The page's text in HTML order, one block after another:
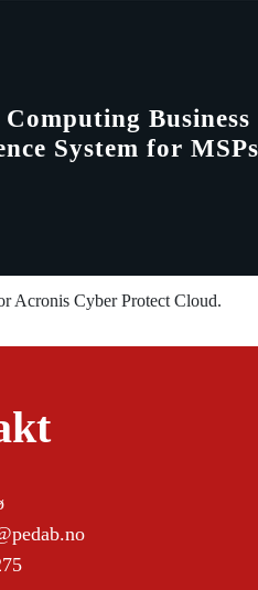
Computing Business
System for MSPs
Acronis Cyber Protect Cloud.